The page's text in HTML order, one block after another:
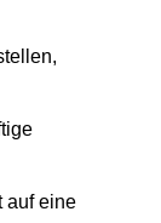
auf eine